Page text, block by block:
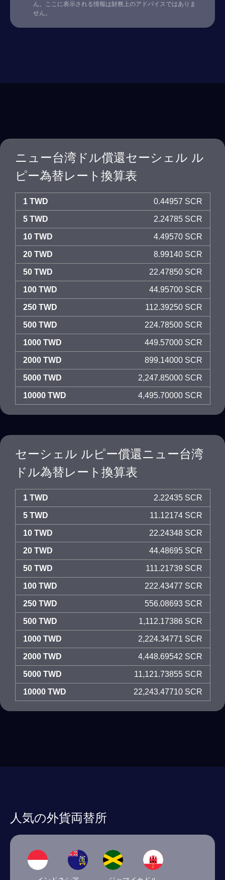
ん。ここに表示される情報は財務上のアドバイスではありま
せん。
ニュー台湾ドル償還セーシェル ル
ピー為替レート換算表
1 TWD 0.44957 SCR
5 TWD 2.24785 SCR
10 TWD 4.49570 SCR
20 TWD 8.99140 SCR
50 TWD 22.47850 SCR
100 TWD 44.95700 SCR
250 TWD 112.39250 SCR
500 TWD 224.78500 SCR
1000 TWD 449.57000 SCR
2000 TWD 899.14000 SCR
5000 TWD 2,247.85000 SCR
10000 TWD 4,495.70000 SCR
セーシェル ルピー償還ニュー台湾
ドル為替レート換算表
1 TWD 2.22435 SCR
5 TWD 11.12174 SCR
10 TWD 22.24348 SCR
20 TWD 44.48695 SCR
50 TWD 111.21739 SCR
100 TWD 222.43477 SCR
250 TWD 556.08693 SCR
500 TWD 1,112.17386 SCR
1000 TWD 2,224.34771 SCR
2000 TWD 4,448.69542 SCR
5000 TWD 11,121.73855 SCR
10000 TWD 22,243.47710 SCR
人気の外貨両替所